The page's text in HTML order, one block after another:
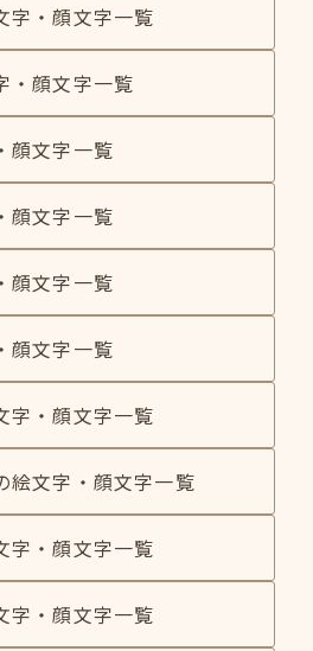
字・顔文字一覧
・顔文字一覧
顔文字一覧
顔文字一覧
顔文字一覧
顔文字一覧
字・顔文字一覧
絵文字・顔文字一覧
字・顔文字一覧
字・顔文字一覧